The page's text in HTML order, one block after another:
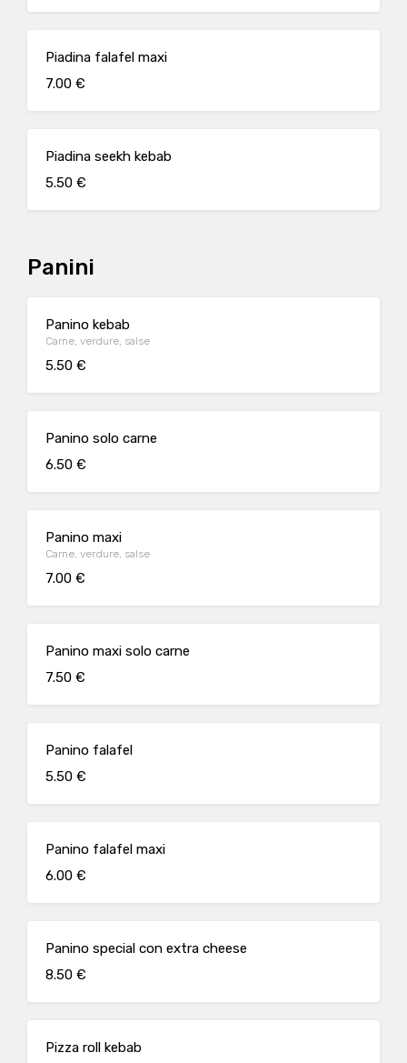
Piadina falafel maxi
7.00 €
Piadina seekh kebab
5.50 €
Panini
Panino kebab
Carne, verdure, salse
5.50 €
Panino solo carne
6.50 €
Panino maxi
Carne, verdure, salse
7.00 €
Panino maxi solo carne
7.50 €
Panino falafel
5.50 €
Panino falafel maxi
6.00 €
Panino special con extra cheese
8.50 €
Pizza roll kebab